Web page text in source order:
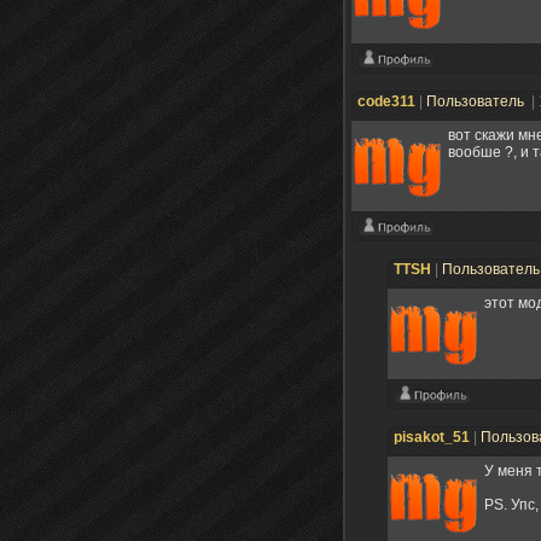
code311 Пользователь
вот скажи
вообше ?, и
TTSH
этот
pisakot_51
У меня
PS.